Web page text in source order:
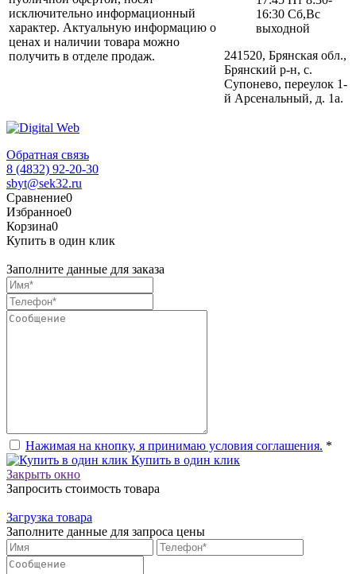
исключительно информационный
характер. Актуальную информацию о
ценах и наличии товара можно
получить в отделе продаж.
16:30 Сб,Вс
выходной
241520, Брянская обл.,
Брянский р-н, с.
Супонево, переулок 1-
й Арсенальный, д. 1а.
Обратная связь
8 (4832) 92-20-30
sbyt@sek32.ru
Сравнение0
Избранное0
Корзина0
Купить в один клик
Заполните данные для заказа
Нажимая на кнопку, я принимаю условия соглашения. *
Купить в один клик
Закрыть окно
Запросить стоимость товара
Загрузка товара
Заполните данные для запроса цены